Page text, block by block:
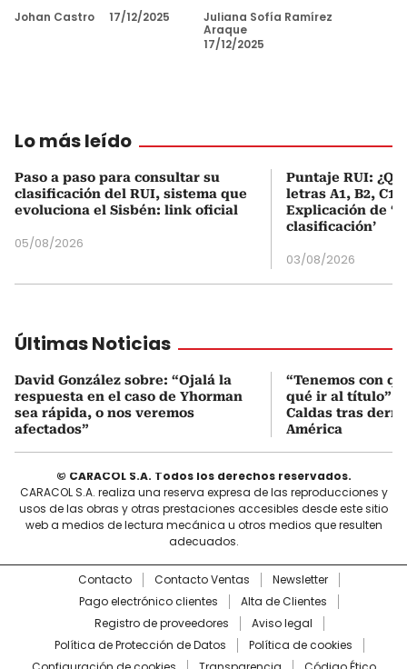
Johan Castro 17/12/2025
Juliana Sofía Ramírez
Araque
17/12/2025
Lo más leído
Paso a paso para consultar su
clasificación del RUI, sistema que
evoluciona el Sisbén: link oficial
05/08/2026
Puntaje RUI:
letras A1, B2, C1
Explicación de
clasificación’
03/08/2026
Últimas Noticias
David González sobre: “Ojalá la
respuesta en el caso de Yhorman
sea rápida, o nos veremos
afectados”
“Tenemos con
qué ir al título”:
Caldas tras
América
© CARACOL S.A. Todos los derechos reservados.
CARACOL S.A. realiza una reserva expresa de las reproducciones y
usos de las obras y otras prestaciones accesibles desde este sitio
web a medios de lectura mecánica u otros medios que resulten
adecuados.
Contacto Contacto Ventas
Newsletter
Pago electrónico clientes
Alta de Clientes
Registro de proveedores
Aviso legal
Política de Protección de Datos
Política de cookies